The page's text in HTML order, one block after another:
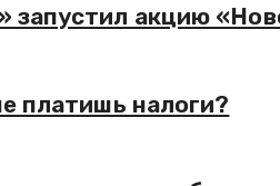
запустил акцию
платишь налоги?